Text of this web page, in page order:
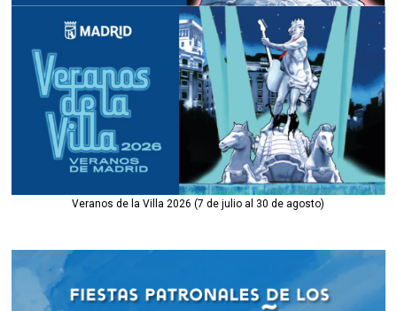
Veranos de la Villa 2026 (7 de julio al 30 de agosto)